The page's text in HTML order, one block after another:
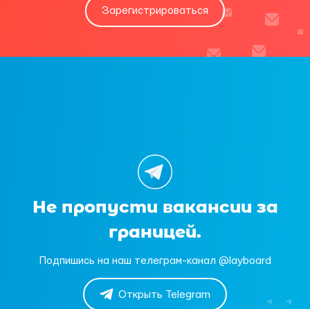
Зарегистрироваться
Не пропусти вакансии за
границей.
Подпишись на наш телеграм-канал @layboard
Открыть Telegram